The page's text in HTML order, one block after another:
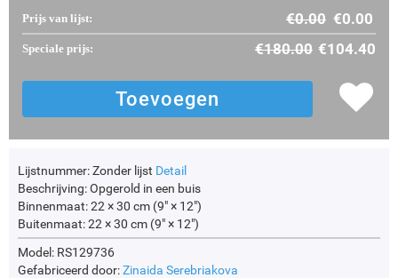
Prijs van lijst: €0.00 €0.00
Speciale prijs: €180.00 €104.40
Lijstnummer:Zonder lijst Detail
Beschrijving:Opgerold in een buis
Binnenmaat:22 × 30 cm (9" × 12")
Buitenmaat:22 × 30 cm (9" × 12")
Model: RS129736
Gefabriceerd door:Zinaida Serebriakova